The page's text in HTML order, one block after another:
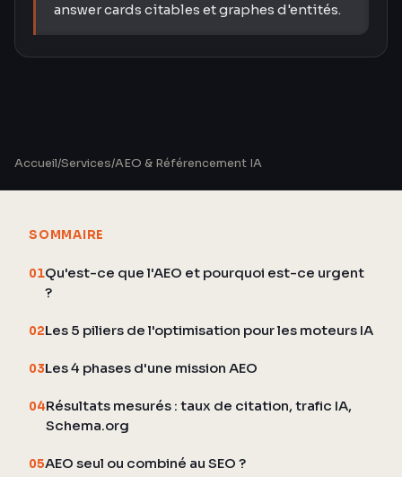
answer cards citables et graphes d'entités.
Accueil/Services/AEO & Référencement IA
SOMMAIRE
01Qu'est-ce que l'AEO et pourquoi est-ce urgent
?
02Les 5 piliers de l'optimisation pour les moteurs IA
03Les 4 phases d'une mission AEO
04Résultats mesurés : taux de citation, trafic IA,
Schema.org
05AEO seul ou combiné au SEO ?